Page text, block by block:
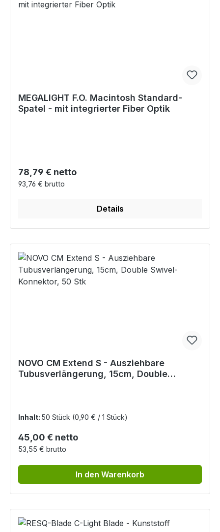
MEGALIGHT F.O. Macintosh Standard-
Spatel - mit integrierter Fiber Optik
Regulärer Preis:
78,79 € netto
93,76 € brutto
Details
NOVO CM Extend S - Ausziehbare
Tubusverlängerung, 15cm, Double
Inhalt: 50 Stück (0,90 € / 1 Stück)
Regulärer Preis:
45,00 € netto
53,55 € brutto
In den Warenkorb